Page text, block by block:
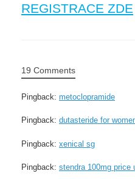
REGISTRACE ZDE
19 Comments
Pingback: metoclopramide
Pingback: dutasteride for
Pingback: xenical sg
Pingback: stendra 100mg price